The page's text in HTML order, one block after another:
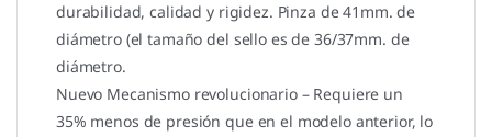
durabilidad, calidad y rigidez. Pinza de 41mm. de
diámetro (el tamaño del sello es de 36/37mm. de
diámetro.
Nuevo Mecanismo revolucionario – Requiere un
35% menos de presión que en el modelo anterior, lo